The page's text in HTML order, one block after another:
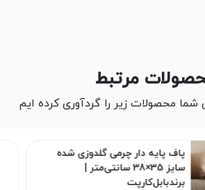
مرتبط
محصولات زیر را گردآوری کرده ایم
دار چرمی گلدوزی شده
سایز 35×38 سانتی‌متر |